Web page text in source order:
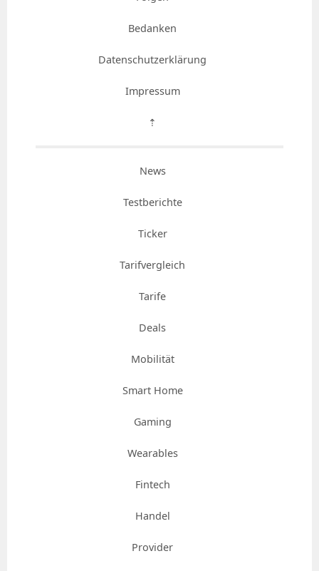
Bedanken
Datenschutzerklärung
Impressum
⇡
News
Testberichte
Ticker
Tarifvergleich
Tarife
Deals
Mobilität
Smart Home
Gaming
Wearables
Fintech
Handel
Provider